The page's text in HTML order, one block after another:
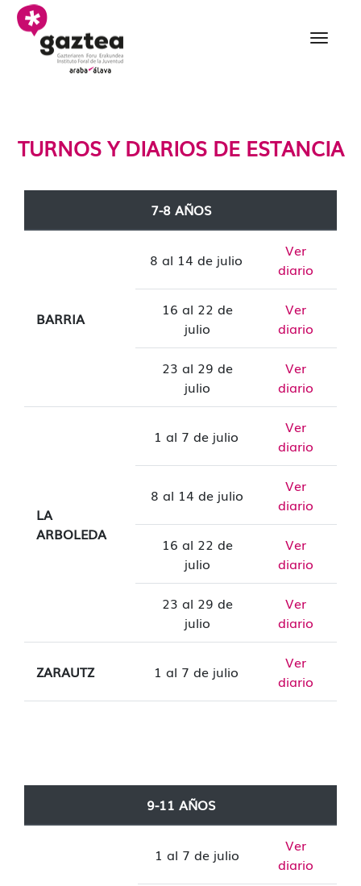
Saltar al contenido principal
TURNOS Y DIARIOS DE ESTANCIA
7-8 AÑOS
BARRIA
8 al 14 de julio
Ver
diario
16 al 22 de
julio
Ver
diario
23 al 29 de
julio
Ver
diario
LA
ARBOLEDA
1 al 7 de julio
Ver
diario
8 al 14 de julio
Ver
diario
16 al 22 de
julio
Ver
diario
23 al 29 de
julio
Ver
diario
ZARAUTZ 1 al 7 de julio
Ver
diario
9-11 AÑOS
1 al 7 de julio
Ver
diario